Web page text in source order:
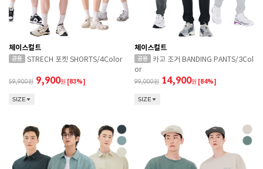
체이스컬트
STRECH 포켓 SHORTS/4Color
59,900 9,900원 [83%]
SIZE
체이스컬트
카고 조거 BANDING PANTS/3Col
or
99,000 14,900원 [84%]
SIZE